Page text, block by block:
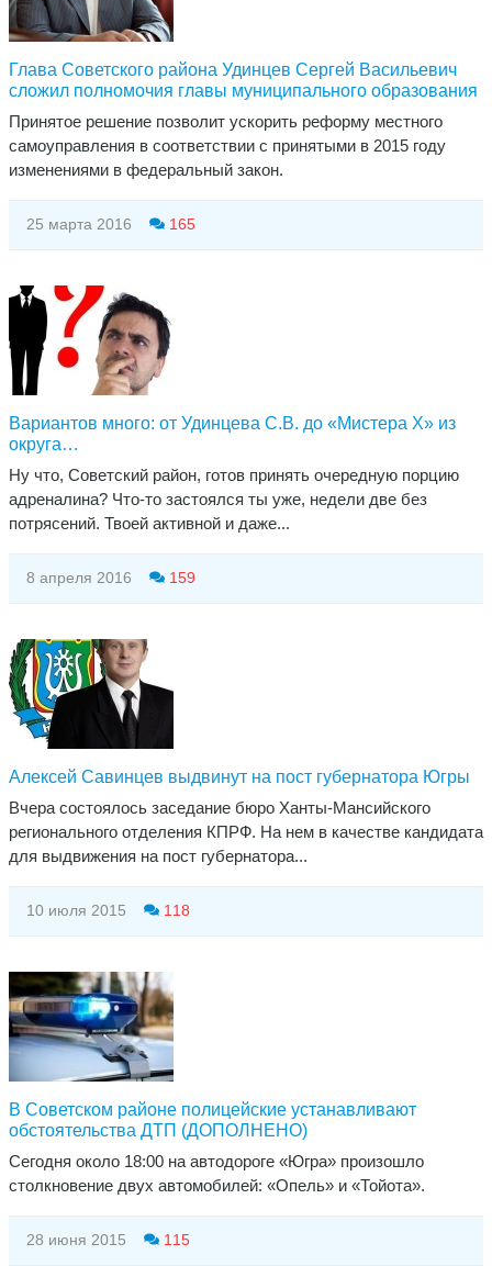
Глава Советского района Удинцев Сергей Васильевич
сложил полномочия главы муниципального образования
Принятое решение позволит ускорить реформу местного
самоуправления в соответствии с принятыми в 2015 году
изменениями в федеральный закон.
25 марта 2016 165
Вариантов много: от Удинцева С.В. до «Мистера Х» из
округа…
Ну что, Советский район, готов принять очередную порцию
адреналина? Что-то застоялся ты уже, недели две без
потрясений. Твоей активной и даже...
8 апреля 2016 159
Алексей Савинцев выдвинут на пост губернатора Югры
Вчера состоялось заседание бюро Ханты-Мансийского
регионального отделения КПРФ. На нем в качестве кандидата
для выдвижения на пост губернатора...
10 июля 2015 118
В Советском районе полицейские устанавливают
обстоятельства ДТП (ДОПОЛНЕНО)
Сегодня около 18:00 на автодороге «Югра» произошло
столкновение двух автомобилей: «Опель» и «Тойота».
28 июня 2015 115